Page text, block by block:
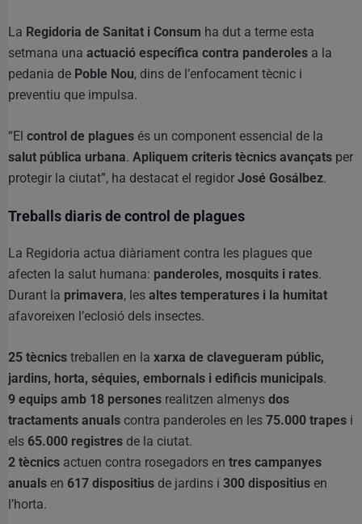
La Regidoria de Sanitat i Consum ha dut a terme esta
setmana una actuació específica contra panderoles a la
pedania de Poble Nou, dins de l’enfocament tècnic i
preventiu que impulsa.
“El control de plagues és un component essencial de la
salut pública urbana. Apliquem criteris tècnics avançats per
protegir la ciutat”, ha destacat el regidor José Gosálbez.
Treballs diaris de control de plagues
La Regidoria actua diàriament contra les plagues que
afecten la salut humana: panderoles, mosquits i rates.
Durant la primavera, les altes temperatures i la humitat
afavoreixen l’eclosió dels insectes.
25 tècnics treballen en la xarxa de clavegueram públic,
jardins, horta, séquies, embornals i edificis municipals.
9 equips amb 18 persones realitzen almenys dos
tractaments anuals contra panderoles en les 75.000 trapes i
els 65.000 registres de la ciutat.
2 tècnics actuen contra rosegadors en tres campanyes
anuals en 617 dispositius de jardins i 300 dispositius en
l’horta.